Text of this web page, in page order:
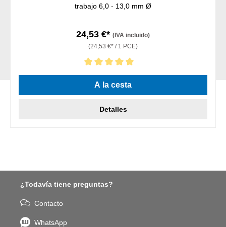
trabajo 6,0 - 13,0 mm Ø
24,53 €* (IVA incluido)
(24,53 €* / 1 PCE)
Calificación promedio de 5 de 5 estrellas
A la cesta
Detalles
¿Todavía tiene preguntas?
Contacto
WhatsApp